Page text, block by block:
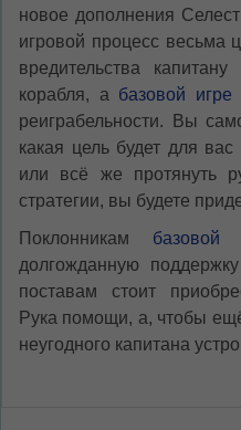
новое дополнения
игровой процесс весьма
вредительства
корабля, а базовой игре
реиграбельности. Вы
какая цель будет для
или всё же протянуть
стратегии, вы будете
Поклонникам базовой
долгожданную
поставам стоит
Рука помощи, а, чтобы
неугодного капитана